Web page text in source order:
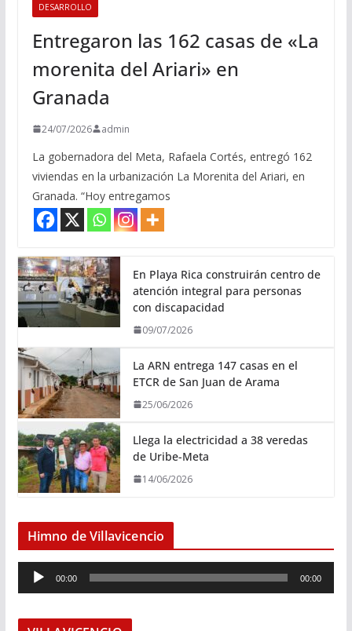
DESARROLLO
Entregaron las 162 casas de «La
morenita del Ariari» en
Granada
24/07/2026 admin
La gobernadora del Meta, Rafaela Cortés, entregó 162
viviendas en la urbanización La Morenita del Ariari, en
Granada. “Hoy entregamos
En Playa Rica construirán centro de
atención integral para personas
con discapacidad
09/07/2026
La ARN entrega 147 casas en el
ETCR de San Juan de Arama
25/06/2026
Llega la electricidad a 38 veredas
de Uribe-Meta
14/06/2026
Himno de Villavicencio
e
00:00 00:00